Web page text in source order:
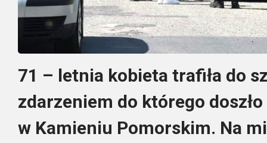
71 – letnia kobieta trafiła do
zdarzeniem do którego
w Kamieniu Pomorskim. Na